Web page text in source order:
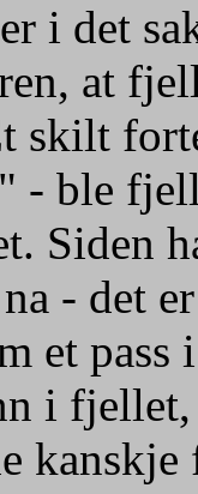
i det
at
skilt
- ble
Siden
- det
et
i